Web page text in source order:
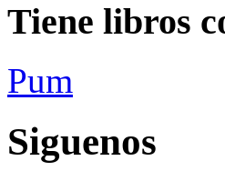
Tiene libros
Pum
Siguenos